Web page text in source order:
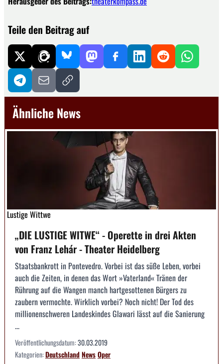
Teile den Beitrag auf
Ähnliche News
Lustige Wittwe
„DIE LUSTIGE WITWE“ - Operette in drei Akten
von Franz Lehár - Theater Heidelberg
Staatsbankrott in Pontevedro. Vorbei ist das süße Leben, vorbei
auch die Zeiten, in denen das Wort »Vaterland« Tränen der
Rührung auf die Wangen manch hartgesottenen Bürgers zu
zaubern vermochte. Wirklich vorbei? Noch nicht! Der Tod des
millionenschweren Landeskindes Glawari lässt auf die Sanierung
...
Veröffentlichungsdatum:30.03.2019
Kategorien:DeutschlandNewsOper